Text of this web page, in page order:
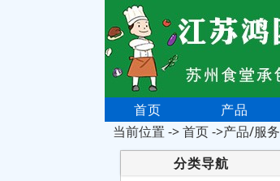
首页 产品
当前位置 ->首页->产品/服务
分类导航